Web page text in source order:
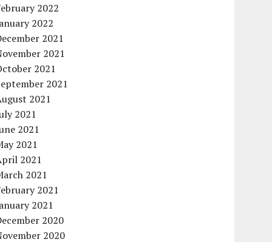
2022
2022
2021
2021
2021
2021
2021
2021
2021
2021
2021
2021
2021
2021
2020
2020